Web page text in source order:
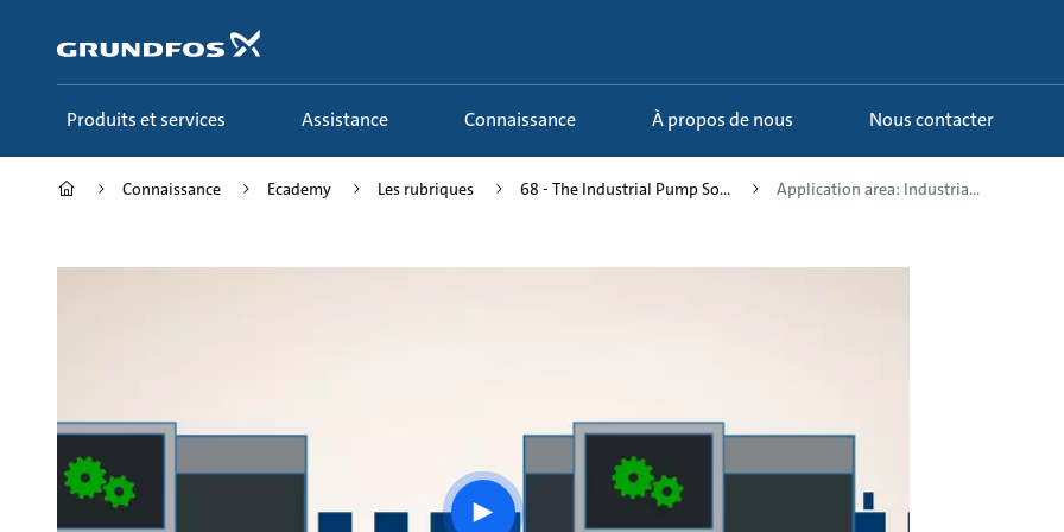
principal
Produits et services Assistance Connaissance À propos de nous Nous contacter
Connaissance Ecademy Les rubriques 68 - The Industrial Pump So... Application area: Industria...
Play